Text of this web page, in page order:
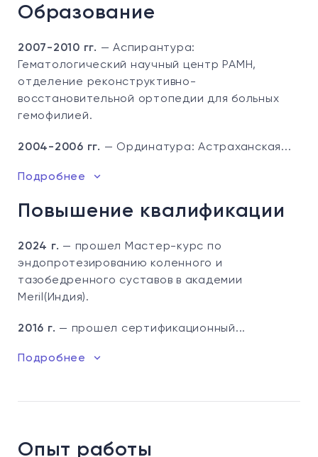
Образование
2007-2010 гг. — Аспирантура:
Гематологический научный центр РАМН,
отделение реконструктивно-
восстановительной ортопедии для больных
гемофилией.
2004-2006 гг. — Ординатура: Астраханская...
Подробнее
Повышение квалификации
2024 г. — прошел Мастер-курс по
эндопротезированию коленного и
тазобедренного суставов в академии
Meril(Индия).
2016 г. — прошел сертификационный...
Подробнее
Опыт работы